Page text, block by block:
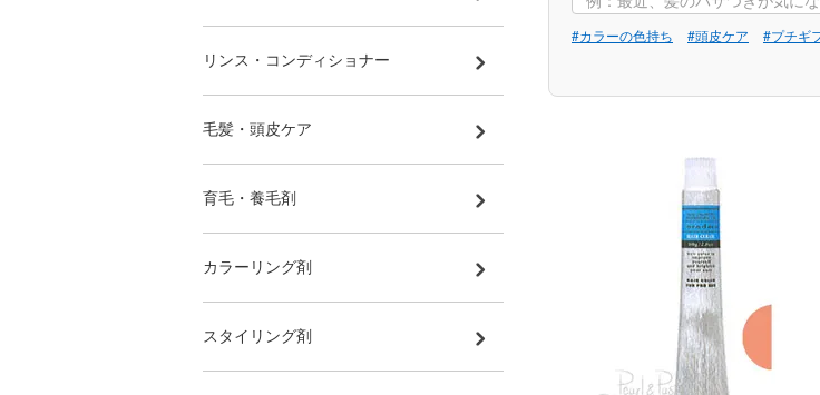
#カラーの色持ち #頭皮ケア #プチギ
リンス・コンディショナー
毛髪・頭皮ケア
育毛・養毛剤
カラーリング剤
スタイリング剤